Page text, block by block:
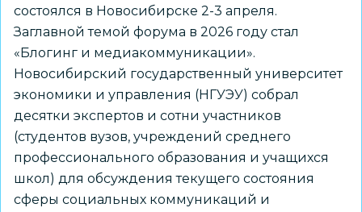
состоялся в Новосибирске 2-3 апреля.
Заглавной темой форума в 2026 году стал
«Блогинг и медиакоммуникации».
Новосибирский государственный университет
экономики и управления (НГУЭУ) собрал
десятки экспертов и сотни участников
(студентов вузов, учреждений среднего
профессионального образования и учащихся
школ) для обсуждения текущего состояния
сферы социальных коммуникаций и